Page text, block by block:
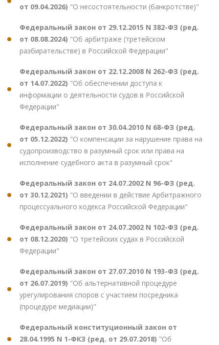
от 09.04.2026) "О несостоятельности (банкротстве)"
Федеральный закон от 29.12.2015 N 382-ФЗ (ред.
от 08.08.2024) "Об арбитраже (третейском
разбирательстве) в Российской Федерации"
Федеральный закон от 22.12.2008 N 262-ФЗ (ред.
от 14.07.2022) "Об обеспечении доступа к
информации о деятельности судов в Российской
Федерации"
Федеральный закон от 30.04.2010 N 68-ФЗ (ред.
от 05.12.2022) "О компенсации за нарушение права на
судопроизводство в разумный срок или права на
исполнение судебного акта в разумный срок"
Федеральный закон от 24.07.2002 N 96-ФЗ (ред.
от 30.12.2021) "О введении в действие Арбитражного
процессуального кодекса Российской Федерации"
Федеральный закон от 24.07.2002 N 102-ФЗ (ред.
от 08.12.2020) "О третейских судах в Российской
Федерации"
Федеральный закон от 27.07.2010 N 193-ФЗ (ред.
от 26.07.2019) "Об альтернативной процедуре
урегулирования споров с участием посредника
(процедуре медиации)"
Федеральный конституционный закон от
28.04.1995 N 1-ФКЗ (ред. от 29.07.2018) "Об